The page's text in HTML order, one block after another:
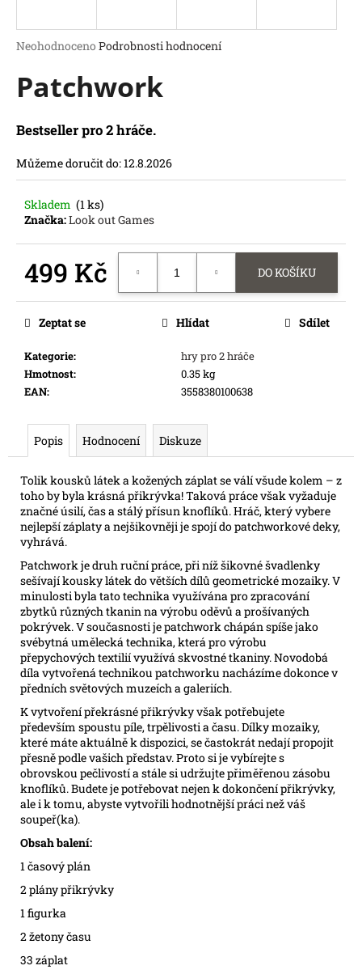
Průměrné
produktu
je
z
5
Neohodnoceno Podrobnosti hodnocení
Patchwork
Bestseller pro 2 hráče.
Můžeme doručit do:12.8.2026
Skladem (1 ks)
Značka:Look out Games
499 Kč DO KOŠÍKU
Kategorie:
hry pro 2 hráče
Hmotnost:
0.35 kg
EAN: 3558380100638
Zeptat se Hlídat Sdílet
Popis Hodnocení Diskuze
Tolik kousků látek a kožených záplat se válí všude kolem – z
toho by byla krásná přikrývka! Taková práce však vyžaduje
značné úsilí, čas a stálý přísun knoflíků. Hráč, který vybere
nejlepší záplaty a nejšikovněji je spojí do patchworkové deky,
vyhrává.
Patchwork je druh ruční práce, při níž šikovné švadlenky
sešívají kousky látek do větších dílů geometrické mozaiky. V
minulosti byla tato technika využívána pro zpracování
zbytků různých tkanin na výrobu oděvů a prošívaných
pokrývek. V současnosti je patchwork chápán spíše jako
svébytná umělecká technika, která pro výrobu
přepychových textilií využívá skvostné tkaniny. Novodobá
díla vytvořená technikou patchworku nacházíme dokonce v
předních světových muzeích a galeriích.
K vytvoření překrásné přikrývky však potřebujete
především spoustu píle, trpělivosti a času. Dílky mozaiky,
které máte aktuálně k dispozici, se častokrát nedají propojit
přesně podle vašich představ. Proto si je vybírejte s
obrovskou pečlivostí a stále si udržujte přiměřenou zásobu
knoflíků. Budete je potřebovat nejen k dokončení přikrývky,
ale i k tomu, abyste vytvořili hodnotnější práci než váš
soupeř(ka).
Obsah balení:
1 časový plán
2 plány přikrývky
1 figurka
2 žetony času
33 záplat
j
t
?
D
p
u
e
m
POKÉMON
TCG:
ME05
PITCH
BLACK
-
BOOSTER
132
Kč